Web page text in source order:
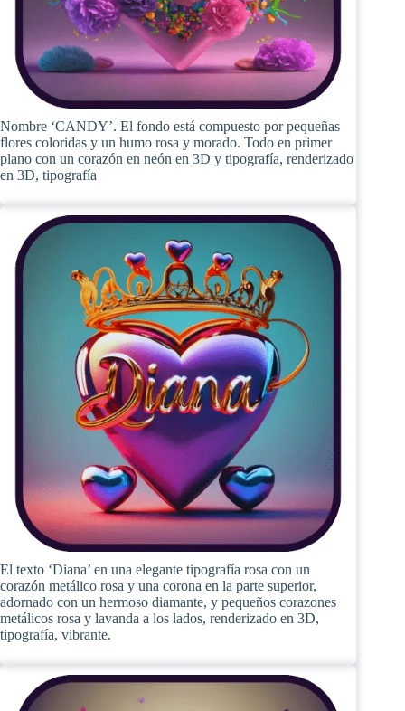
Nombre ‘CANDY’. El fondo está compuesto por pequeñas
flores coloridas y un humo rosa y morado. Todo en primer
plano con un corazón en neón en 3D y tipografía, renderizado
en 3D, tipografía
El texto ‘Diana’ en una elegante tipografía rosa con un
corazón metálico rosa y una corona en la parte superior,
adornado con un hermoso diamante, y pequeños corazones
metálicos rosa y lavanda a los lados, renderizado en 3D,
tipografía, vibrante.